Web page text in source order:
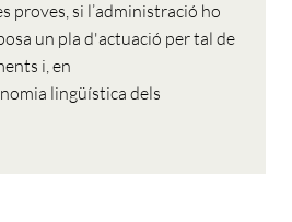
proves, si l’administració ho
un pla d'actuació per tal de
i, en
lingüística dels